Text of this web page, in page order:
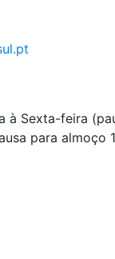
à Sexta-feira
para almoço